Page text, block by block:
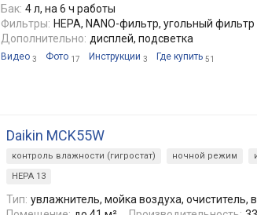
Бак: 4 л, на 6 ч работы
Фильтры: HEPA, NANO-фильтр, угольный фильтр
Дополнительно: дисплей, подсветка
Видео 3 Фото 17 Инструкции 3 Где купить 51
Daikin MCK55W
контроль влажности (гигростат) ночной режим
HEPA 13
Тип: увлажнитель, мойка воздуха, очиститель,